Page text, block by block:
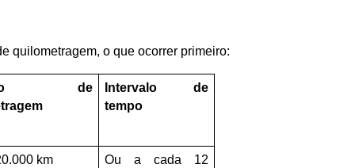
quilometragem, o que ocorrer primeiro:
de
Intervalo de
tempo
km
Ou a cada 12